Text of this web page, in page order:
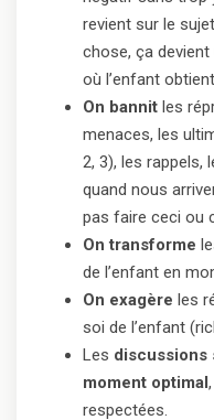
revient sur le
chose, ça
où l’enfant
On bannit les
menaces, les
2, 3), les rappels,
quand nous
pas faire ceci ou
On transforme
de l’enfant en
On exagère les
soi de l’enfant
Les discussions
moment optimal
respectées.